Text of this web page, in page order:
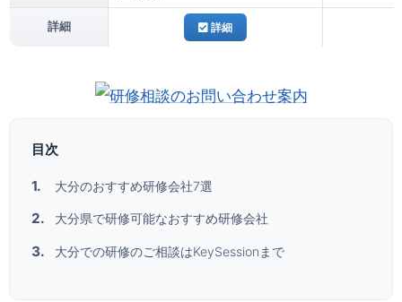
詳細 詳細
目次
大分のおすすめ研修会社7選
大分県で研修可能なおすすめ研修会社
大分での研修のご相談はKeySessionまで